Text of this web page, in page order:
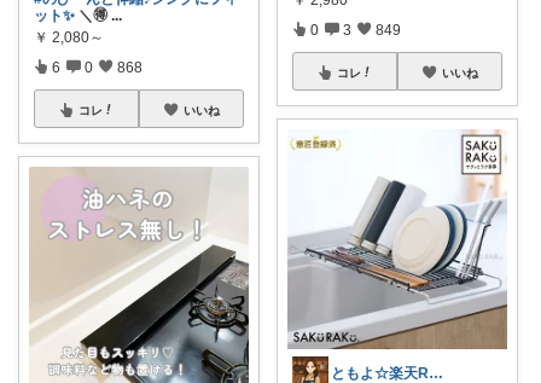
ット✨ ＼🉐 ...
￥ 2,080～
6 0 868
コレ いいね
0 3 849
コレ いいね
ともよ☆楽天ROOM